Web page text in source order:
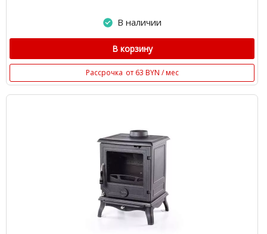
В наличии
В корзину
Рассрочка от 63 BYN / мес